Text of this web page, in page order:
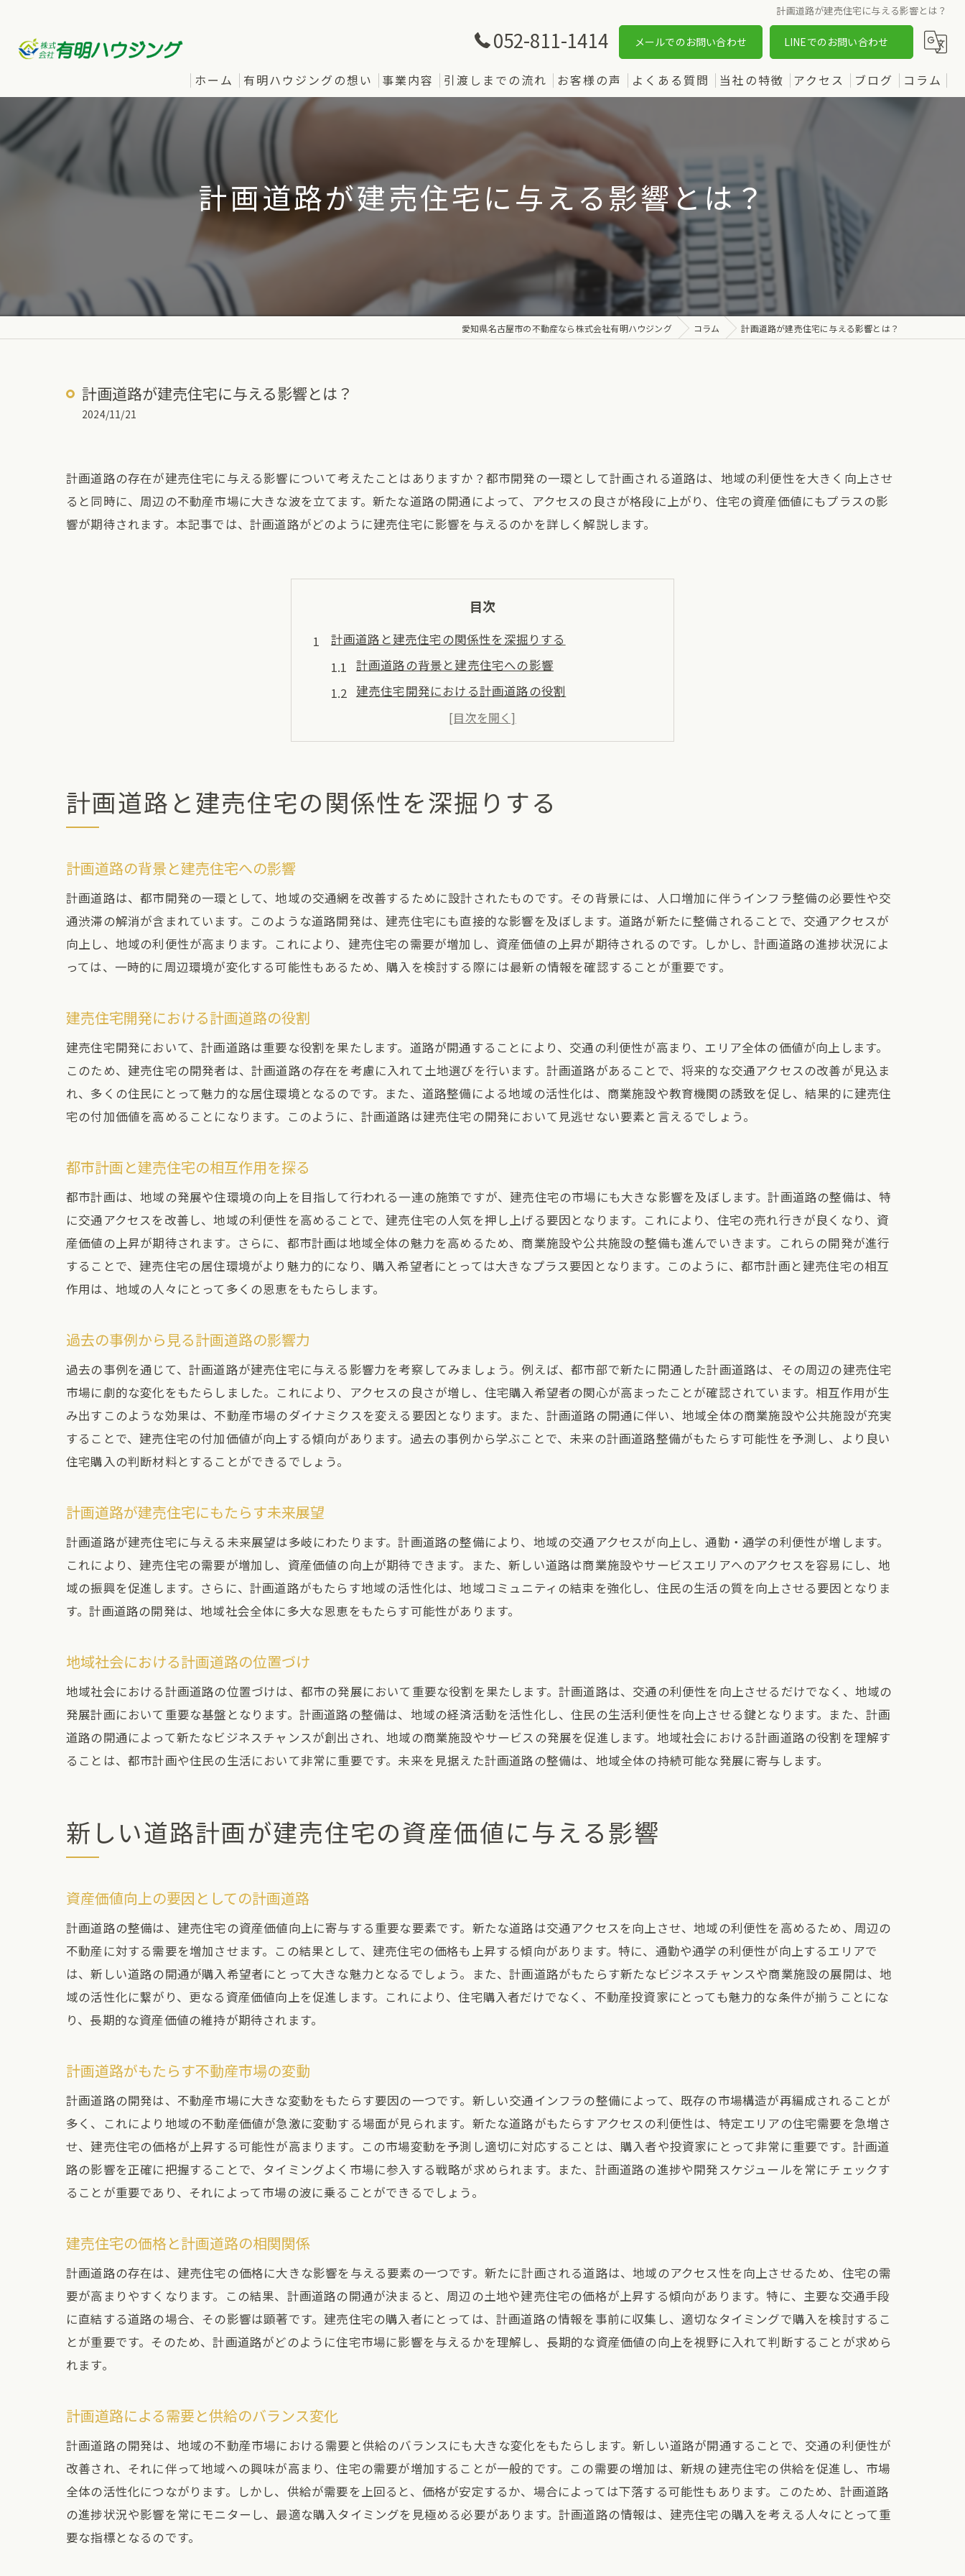
計画道路が建売住宅に与える影響とは？
052-811-1414 メールでのお問い合わせ LINEでのお問い合わせ
ホーム 有明ハウジングの想い 事業内容 引渡しまでの流れ お客様の声 よくある質問 当社の特徴
土地
新築
中古
アクセス ブログ コラム
計画道路が建売住宅に与える影響とは？
愛知県名古屋市の不動産なら株式会社有明ハウジング コラム 計画道路が建売住宅に与える影響とは？
計画道路が建売住宅に与える影響とは？
2024/11/21
計画道路の存在が建売住宅に与える影響について考えたことはありますか？都市開発の一環として計画される道路は、地域の利便性を大きく向上させ
ると同時に、周辺の不動産市場に大きな波を立てます。新たな道路の開通によって、アクセスの良さが格段に上がり、住宅の資産価値にもプラスの影
響が期待されます。本記事では、計画道路がどのように建売住宅に影響を与えるのかを詳しく解説します。
目次
計画道路と建売住宅の関係性を深掘りする
計画道路の背景と建売住宅への影響
建売住宅開発における計画道路の役割
都市計画と建売住宅の相互作用を探る
過去の事例から見る計画道路の影響力
地域社会における計画道路の位置づけ
新しい道路計画が建売住宅の資産価値に与える影響
建売住宅の価格と計画道路の相関関係
計画道路による需要と供給のバランス変化
投資家が狙う計画道路沿いの建売住宅
資産価値維持に向けた計画道路の可能性
計画道路が促進する地域の活性化
新興エリアにおける計画道路の効果
建売市場に新風を吹き込む計画道路
アクセス改善がもたらす住環境の変化
計画道路で変わる通勤・通学時間
建売住宅の魅力向上に寄与する道路開発
交通インフラ整備と生活の質向上
建売住宅購入者が知っておくべき計画道路情報
計画道路に関する最新情報の収集方法
購入前に確認すべき計画道路の進捗状況
不動産価値判断に必要な計画道路の知識
計画道路がもたらす建売住宅の地域価値の向上
地域価値向上に寄与する計画道路の効果
計画道路と共に発展する地域コミュニティ
建売住宅と計画道路の共生関係
住民満足度向上に繋がるインフラ整備
道路計画が建売住宅の選択に影響を与える理由
計画道路が住宅選びに与える心理的影響
道路計画が購買行動に及ぼす経済的要因
未来の都市開発と建売市場の展望
計画道路が築く新たな不動産トレンド
持続可能な地域発展における計画道路
計画道路と建売住宅の関係性を深掘りする
計画道路の背景と建売住宅への影響
計画道路は、都市開発の一環として、地域の交通網を改善するために設計されたものです。その背景には、人口増加に伴うインフラ整備の必要性や交
通渋滞の解消が含まれています。このような道路開発は、建売住宅にも直接的な影響を及ぼします。道路が新たに整備されることで、交通アクセスが
向上し、地域の利便性が高まります。これにより、建売住宅の需要が増加し、資産価値の上昇が期待されるのです。しかし、計画道路の進捗状況によ
っては、一時的に周辺環境が変化する可能性もあるため、購入を検討する際には最新の情報を確認することが重要です。
建売住宅開発における計画道路の役割
建売住宅開発において、計画道路は重要な役割を果たします。道路が開通することにより、交通の利便性が高まり、エリア全体の価値が向上します。
このため、建売住宅の開発者は、計画道路の存在を考慮に入れて土地選びを行います。計画道路があることで、将来的な交通アクセスの改善が見込ま
れ、多くの住民にとって魅力的な居住環境となるのです。また、道路整備による地域の活性化は、商業施設や教育機関の誘致を促し、結果的に建売住
宅の付加価値を高めることになります。このように、計画道路は建売住宅の開発において見逃せない要素と言えるでしょう。
都市計画と建売住宅の相互作用を探る
都市計画は、地域の発展や住環境の向上を目指して行われる一連の施策ですが、建売住宅の市場にも大きな影響を及ぼします。計画道路の整備は、特
に交通アクセスを改善し、地域の利便性を高めることで、建売住宅の人気を押し上げる要因となります。これにより、住宅の売れ行きが良くなり、資
産価値の上昇が期待されます。さらに、都市計画は地域全体の魅力を高めるため、商業施設や公共施設の整備も進んでいきます。これらの開発が進行
することで、建売住宅の居住環境がより魅力的になり、購入希望者にとっては大きなプラス要因となります。このように、都市計画と建売住宅の相互
作用は、地域の人々にとって多くの恩恵をもたらします。
過去の事例から見る計画道路の影響力
過去の事例を通じて、計画道路が建売住宅に与える影響力を考察してみましょう。例えば、都市部で新たに開通した計画道路は、その周辺の建売住宅
市場に劇的な変化をもたらしました。これにより、アクセスの良さが増し、住宅購入希望者の関心が高まったことが確認されています。相互作用が生
み出すこのような効果は、不動産市場のダイナミクスを変える要因となります。また、計画道路の開通に伴い、地域全体の商業施設や公共施設が充実
することで、建売住宅の付加価値が向上する傾向があります。過去の事例から学ぶことで、未来の計画道路整備がもたらす可能性を予測し、より良い
住宅購入の判断材料とすることができるでしょう。
計画道路が建売住宅にもたらす未来展望
計画道路が建売住宅に与える未来展望は多岐にわたります。計画道路の整備により、地域の交通アクセスが向上し、通勤・通学の利便性が増します。
これにより、建売住宅の需要が増加し、資産価値の向上が期待できます。また、新しい道路は商業施設やサービスエリアへのアクセスを容易にし、地
域の振興を促進します。さらに、計画道路がもたらす地域の活性化は、地域コミュニティの結束を強化し、住民の生活の質を向上させる要因となりま
す。計画道路の開発は、地域社会全体に多大な恩恵をもたらす可能性があります。
地域社会における計画道路の位置づけ
地域社会における計画道路の位置づけは、都市の発展において重要な役割を果たします。計画道路は、交通の利便性を向上させるだけでなく、地域の
発展計画において重要な基盤となります。計画道路の整備は、地域の経済活動を活性化し、住民の生活利便性を向上させる鍵となります。また、計画
道路の開通によって新たなビジネスチャンスが創出され、地域の商業施設やサービスの発展を促進します。地域社会における計画道路の役割を理解す
ることは、都市計画や住民の生活において非常に重要です。未来を見据えた計画道路の整備は、地域全体の持続可能な発展に寄与します。
新しい道路計画が建売住宅の資産価値に与える影響
資産価値向上の要因としての計画道路
計画道路の整備は、建売住宅の資産価値向上に寄与する重要な要素です。新たな道路は交通アクセスを向上させ、地域の利便性を高めるため、周辺の
不動産に対する需要を増加させます。この結果として、建売住宅の価格も上昇する傾向があります。特に、通勤や通学の利便性が向上するエリアで
は、新しい道路の開通が購入希望者にとって大きな魅力となるでしょう。また、計画道路がもたらす新たなビジネスチャンスや商業施設の展開は、地
域の活性化に繋がり、更なる資産価値向上を促進します。これにより、住宅購入者だけでなく、不動産投資家にとっても魅力的な条件が揃うことにな
り、長期的な資産価値の維持が期待されます。
計画道路がもたらす不動産市場の変動
計画道路の開発は、不動産市場に大きな変動をもたらす要因の一つです。新しい交通インフラの整備によって、既存の市場構造が再編成されることが
多く、これにより地域の不動産価値が急激に変動する場面が見られます。新たな道路がもたらすアクセスの利便性は、特定エリアの住宅需要を急増さ
せ、建売住宅の価格が上昇する可能性が高まります。この市場変動を予測し適切に対応することは、購入者や投資家にとって非常に重要です。計画道
路の影響を正確に把握することで、タイミングよく市場に参入する戦略が求められます。また、計画道路の進捗や開発スケジュールを常にチェックす
ることが重要であり、それによって市場の波に乗ることができるでしょう。
建売住宅の価格と計画道路の相関関係
計画道路の存在は、建売住宅の価格に大きな影響を与える要素の一つです。新たに計画される道路は、地域のアクセス性を向上させるため、住宅の需
要が高まりやすくなります。この結果、計画道路の開通が決まると、周辺の土地や建売住宅の価格が上昇する傾向があります。特に、主要な交通手段
に直結する道路の場合、その影響は顕著です。建売住宅の購入者にとっては、計画道路の情報を事前に収集し、適切なタイミングで購入を検討するこ
とが重要です。そのため、計画道路がどのように住宅市場に影響を与えるかを理解し、長期的な資産価値の向上を視野に入れて判断することが求めら
れます。
計画道路による需要と供給のバランス変化
計画道路の開発は、地域の不動産市場における需要と供給のバランスにも大きな変化をもたらします。新しい道路が開通することで、交通の利便性が
改善され、それに伴って地域への興味が高まり、住宅の需要が増加することが一般的です。この需要の増加は、新規の建売住宅の供給を促進し、市場
全体の活性化につながります。しかし、供給が需要を上回ると、価格が安定するか、場合によっては下落する可能性もあります。このため、計画道路
の進捗状況や影響を常にモニターし、最適な購入タイミングを見極める必要があります。計画道路の情報は、建売住宅の購入を考える人々にとって重
要な指標となるのです。